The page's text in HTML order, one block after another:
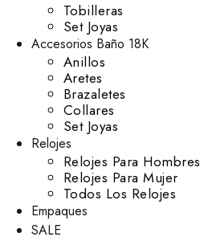
Tobilleras
Set Joyas
Accesorios Baño 18K
Anillos
Aretes
Brazaletes
Collares
Set Joyas
Relojes
Relojes Para Hombres
Relojes Para Mujer
Todos Los Relojes
Empaques
SALE